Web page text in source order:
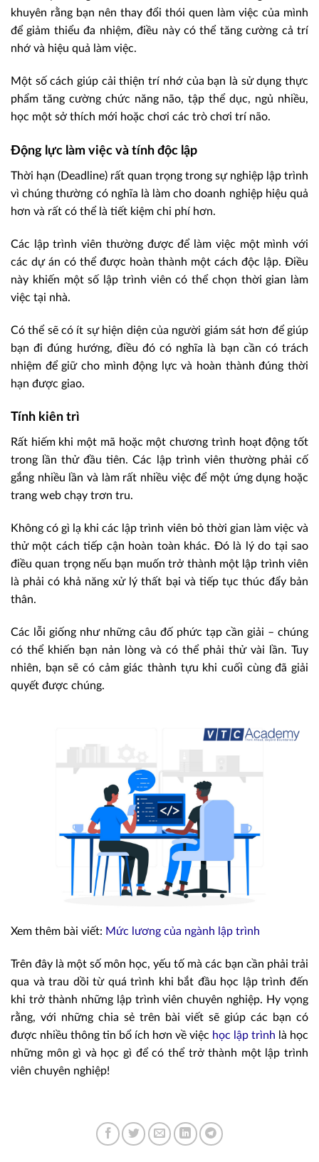
khuyên rằng bạn nên thay đổi thói quen làm việc của mình
để giảm thiểu đa nhiệm, điều này có thể tăng cường cả trí
nhớ và hiệu quả làm việc.
Một số cách giúp cải thiện trí nhớ của bạn là sử dụng thực
phẩm tăng cường chức năng não, tập thể dục, ngủ nhiều,
học một sở thích mới hoặc chơi các trò chơi trí não.
Động lực làm việc và tính độc lập
Thời hạn (Deadline) rất quan trọng trong sự nghiệp lập trình
vì chúng thường có nghĩa là làm cho doanh nghiệp hiệu quả
hơn và rất có thể là tiết kiệm chi phí hơn.
Các lập trình viên thường được để làm việc một mình với
các dự án có thể được hoàn thành một cách độc lập. Điều
này khiến một số lập trình viên có thể chọn thời gian làm
việc tại nhà.
Có thể sẽ có ít sự hiện diện của người giám sát hơn để giúp
bạn đi đúng hướng, điều đó có nghĩa là bạn cần có trách
nhiệm để giữ cho mình động lực và hoàn thành đúng thời
hạn được giao.
Tính kiên trì
Rất hiếm khi một mã hoặc một chương trình hoạt động tốt
trong lần thử đầu tiên. Các lập trình viên thường phải cố
gắng nhiều lần và làm rất nhiều việc để một ứng dụng hoặc
trang web chạy trơn tru.
Không có gì lạ khi các lập trình viên bỏ thời gian làm việc và
thử một cách tiếp cận hoàn toàn khác. Đó là lý do tại sao
điều quan trọng nếu bạn muốn trở thành một lập trình viên
là phải có khả năng xử lý thất bại và tiếp tục thúc đẩy bản
thân.
Các lỗi giống như những câu đố phức tạp cần giải – chúng
có thể khiến bạn nản lòng và có thể phải thử vài lần. Tuy
nhiên, bạn sẽ có cảm giác thành tựu khi cuối cùng đã giải
quyết được chúng.
Xem thêm bài viết: Mức lương của ngành lập trình
Trên đây là một số môn học, yếu tố mà các bạn cần phải trải
qua và trau dồi từ quá trình khi bắt đầu học lập trình đến
khi trở thành những lập trình viên chuyên nghiệp. Hy vọng
rằng, với những chia sẻ trên bài viết sẽ giúp các bạn có
được nhiều thông tin bổ ích hơn về việc học lập trình là học
những môn gì và học gì để có thể trở thành một lập trình
viên chuyên nghiệp!